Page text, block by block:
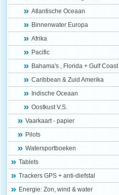
Atlantische Oceaan
Binnenwater Europa
Afrika
Pacific
Bahama's , Florida + Gulf Coast
Caribbean & Zuid Amerika
Indische Oceaan
Oostkust V.S.
Vaarkaart - papier
Pilots
Watersportboeken
Tablets
Trackers GPS + anti-diefstal
Energie: Zon, wind & water